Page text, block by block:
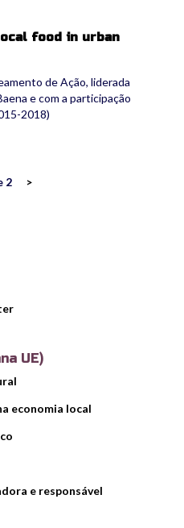
food in urban
de Ação, liderada
e com a participação
2018)
2
>
UE)
economia local
e responsável